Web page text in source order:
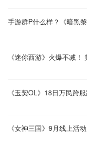
《玉契OL》18日万民跨
《女神三国》9月线上活